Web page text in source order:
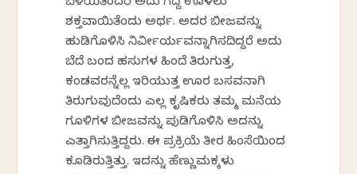
ಬೆಳೆಯಿತೆಂದರೆ ಅದು ಗದ್ದೆ ಊಳಲು
ಶಕ್ತವಾಯಿತೆಂದು ಅರ್ಥ. ಅದರ ಬೀಜವನ್ನು
ಹುಡಿಗೊಳಿಸಿ ನಿರ್ವೀರ್ಯವನ್ನಾಗಿಸದಿದ್ದರೆ ಅದು
ಬೆದೆ ಬಂದ ಹಸುಗಳ ಹಿಂದೆ ತಿರುಗುತ್ತ,
ಕಂಡವರನ್ನೆಲ್ಲ ಇರಿಯುತ್ತ ಊರ ಬಸವನಾಗಿ
ತಿರುಗುವುದೆಂದು ಎಲ್ಲ ಕೃಷಿಕರು ತಮ್ಮ ಮನೆಯ
ಗೂಳಿಗಳ ಬೀಜವನ್ನು ಪುಡಿಗೊಳಿಸಿ ಅದನ್ನು
ಎತ್ತಾಗಿಸುತ್ತಿದ್ದರು. ಈ ಪ್ರಕ್ರಿಯೆ ತೀರ ಹಿಂಸೆಯಿಂದ
ಕೂಡಿರುತ್ತಿತ್ತು. ಇದನ್ನು ಹೆಣ್ಣುಮಕ್ಕಳು